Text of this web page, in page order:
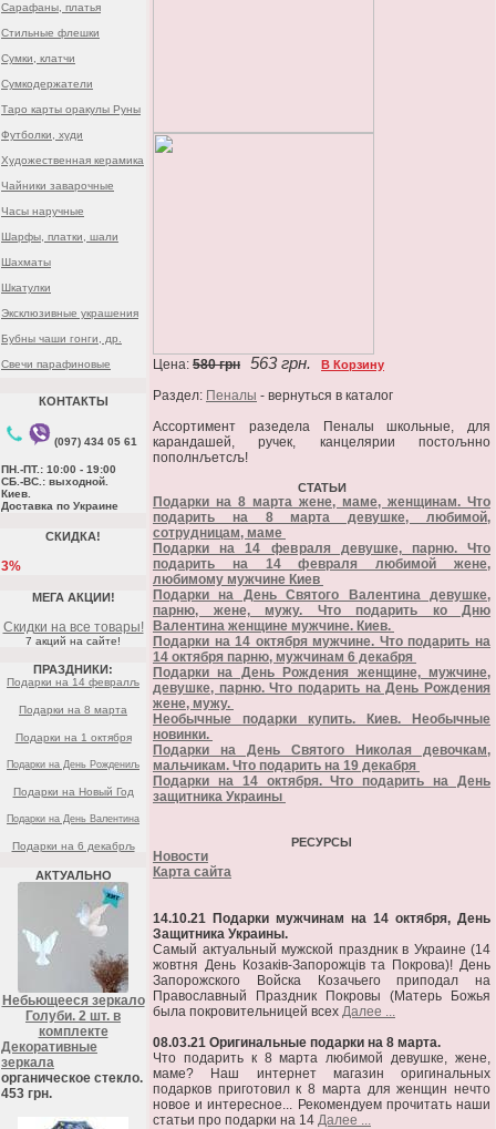
Сарафаны, платья
Стильные флешки
Сумки, клатчи
Сумкодержатели
Таро карты оракулы Руны
Футболки, худи
Художественная керамика
Чайники заварочные
Часы наручные
Шарфы, платки, шали
Шахматы
Шкатулки
Эксклюзивные украшения
Бубны чаши гонги, др.
Свечи парафиновые
КОНТАКТЫ
(097) 434 05 61
ПН.-ПТ.: 10:00 - 19:00
СБ.-ВС.: выходной.
Киев.
Доставка по Украине
СКИДКА!
3%
МЕГА АКЦИИ!
Скидки на все товары!
7 акций на сайте!
ПРАЗДНИКИ:
Подарки на 14 февралљ
Подарки на 8 марта
Подарки на 1 октября
Подарки на День Рождениљ
Подарки на Новый Год
Подарки на День Валентина
Подарки на 6 декабрљ
АКТУАЛЬНО
Небьющееся зеркало
Голуби. 2 шт. в
комплекте
Декоративные
зеркала
органическое стекло.
453 грн.
Цена: 580 грн 563 грн. В Корзину
Раздел: Пеналы - вернуться в каталог
Ассортимент разедела Пеналы школьные, для
карандашей, ручек, канцелярии постољнно
пополнљетсљ!
СТАТЬИ
Подарки на 8 марта жене, маме, женщинам. Что
подарить на 8 марта девушке, любимой,
сотрудницам, маме
Подарки на 14 февраля девушке, парню. Что
подарить на 14 февраля любимой жене,
любимому мужчине Киев
Подарки на День Святого Валентина девушке,
парню, жене, мужу. Что подарить ко Дню
Валентина женщине мужчине. Киев.
Подарки на 14 октября мужчине. Что подарить на
14 октября парню, мужчинам 6 декабря
Подарки на День Рождения женщине, мужчине,
девушке, парню. Что подарить на День Рождения
жене, мужу.
Необычные подарки купить. Киев. Необычные
новинки.
Подарки на День Святого Николая девочкам,
мальчикам. Что подарить на 19 декабря
Подарки на 14 октября. Что подарить на День
защитника Украины
РЕСУРСЫ
Новости
Карта сайта
14.10.21 Подарки мужчинам на 14 октября, День
Защитника Украины.
Самый актуальный мужской праздник в Украине (14
жовтня День Козаків-Запорожців та Покрова)! День
Запорожского Войска Козачьего приподал на
Православный Праздник Покровы (Матерь Божья
была покровительницей всех Далее ...
08.03.21 Оригинальные подарки на 8 марта.
Что подарить к 8 марта любимой девушке, жене,
маме? Наш интернет магазин оригинальных
подарков приготовил к 8 марта для женщин нечто
новое и интересное... Рекомендуем прочитать наши
статьи про подарки на 14 Далее ...